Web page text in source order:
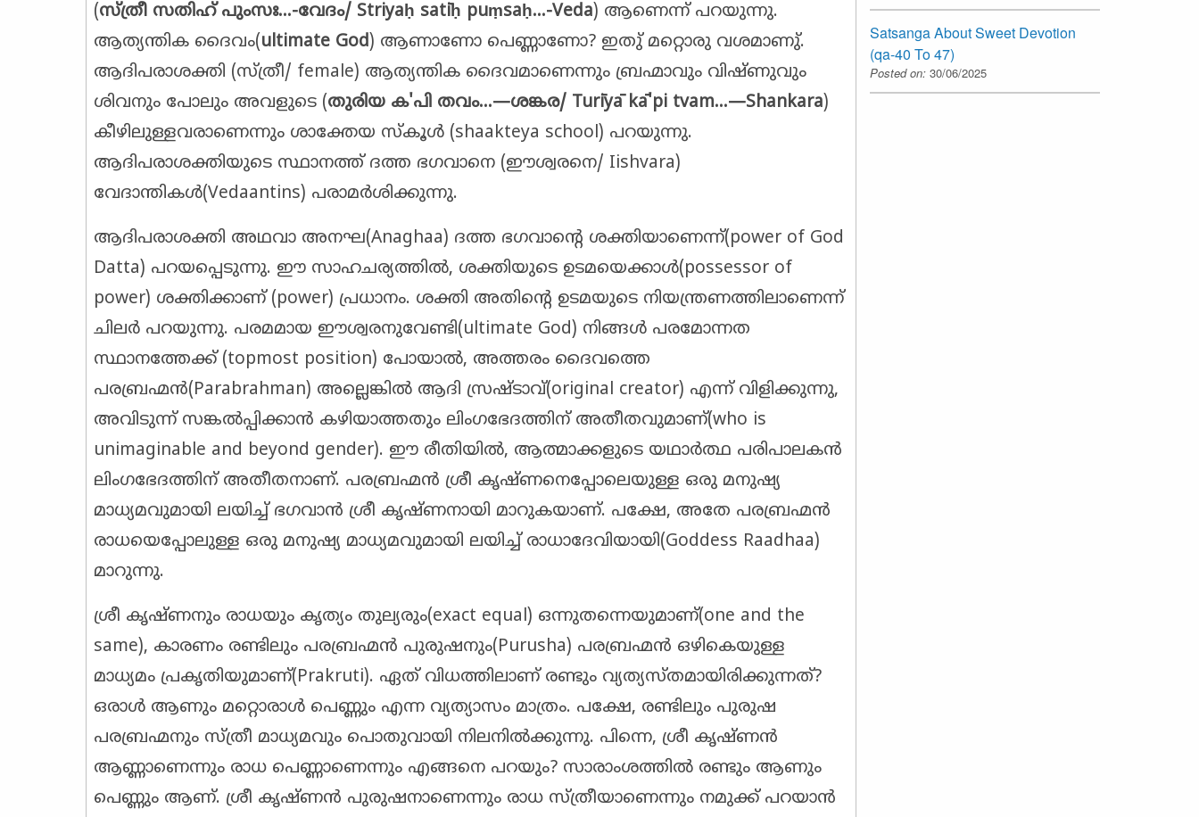
(സ്ത്രീ സതിഹ് പുംസഃ...-വേദം/ Striyaḥ satīḥ puṃsaḥ…-Veda) ആണെന്ന് പറയുന്നു.
ആത്യന്തിക ദൈവം(ultimate God) ആണാണോ പെണ്ണാണോ? ഇതു് മറ്റൊരു വശമാണു്.
ആദിപരാശക്തി (സ്ത്രീ/ female) ആത്യന്തിക ദൈവമാണെന്നും ബ്രഹ്മാവും വിഷ്ണുവും
ശിവനും പോലും അവളുടെ (തുരിയ ക'പി തവം...—ശങ്കര/ Turīyākā'pi tvam…—Shankara)
കീഴിലുള്ളവരാണെന്നും ശാക്തേയ സ്കൂൾ (shaakteya school) പറയുന്നു.
ആദിപരാശക്തിയുടെ സ്ഥാനത്ത് ദത്ത ഭഗവാനെ (ഈശ്വരനെ/ Iishvara)
വേദാന്തികൾ(Vedaantins) പരാമർശിക്കുന്നു.
ആദിപരാശക്തി അഥവാ അനഘ(Anaghaa) ദത്ത ഭഗവാന്റെ ശക്തിയാണെന്ന്(power of God
Datta) പറയപ്പെടുന്നു. ഈ സാഹചര്യത്തിൽ, ശക്തിയുടെ ഉടമയെക്കാൾ(possessor of
power) ശക്തിക്കാണ് (power) പ്രധാനം. ശക്തി അതിന്റെ ഉടമയുടെ നിയന്ത്രണത്തിലാണെന്ന്
ചിലർ പറയുന്നു. പരമമായ ഈശ്വരനുവേണ്ടി(ultimate God) നിങ്ങൾ പരമോന്നത
സ്ഥാനത്തേക്ക് (topmost position) പോയാൽ, അത്തരം ദൈവത്തെ
പരബ്രഹ്മൻ(Parabrahman) അല്ലെങ്കിൽ ആദി സ്രഷ്ടാവ്(original creator) എന്ന് വിളിക്കുന്നു,
അവിടുന്ന് സങ്കൽപ്പിക്കാൻ കഴിയാത്തതും ലിംഗഭേദത്തിന് അതീതവുമാണ്(who is
unimaginable and beyond gender). ഈ രീതിയിൽ, ആത്മാക്കളുടെ യഥാർത്ഥ പരിപാലകൻ
ലിംഗഭേദത്തിന് അതീതനാണ്. പരബ്രഹ്മൻ ശ്രീ കൃഷ്ണനെപ്പോലെയുള്ള ഒരു മനുഷ്യ
മാധ്യമവുമായി ലയിച്ച് ഭഗവാൻ ശ്രീ കൃഷ്ണനായി മാറുകയാണ്. പക്ഷേ, അതേ പരബ്രഹ്മൻ
രാധയെപ്പോലുള്ള ഒരു മനുഷ്യ മാധ്യമവുമായി ലയിച്ച് രാധാദേവിയായി(Goddess Raadhaa)
മാറുന്നു.
ശ്രീ കൃഷ്ണനും രാധയും കൃത്യം തുല്യരും(exact equal) ഒന്നുതന്നെയുമാണ്(one and the
same), കാരണം രണ്ടിലും പരബ്രഹ്മൻ പുരുഷനും(Purusha) പരബ്രഹ്മൻ ഒഴികെയുള്ള
മാധ്യമം പ്രകൃതിയുമാണ്(Prakruti). ഏത് വിധത്തിലാണ് രണ്ടും വ്യത്യസ്തമായിരിക്കുന്നത്?
ഒരാൾ ആണും മറ്റൊരാൾ പെണ്ണും എന്ന വ്യത്യാസം മാത്രം. പക്ഷേ, രണ്ടിലും പുരുഷ
പരബ്രഹ്മനും സ്ത്രീ മാധ്യമവും പൊതുവായി നിലനിൽക്കുന്നു. പിന്നെ, ശ്രീ കൃഷ്ണൻ
ആണ്ണാണെന്നും രാധ പെണ്ണാണെന്നും എങ്ങനെ പറയും? സാരാംശത്തിൽ രണ്ടും ആണും
പെണ്ണും ആണ്. ശ്രീ കൃഷ്ണൻ പുരുഷനാണെന്നും രാധ സ്ത്രീയാണെന്നും നമുക്ക് പറയാൻ
Satsanga About Sweet Devotion
(qa-40 To 47)
Posted on: 30/06/2025